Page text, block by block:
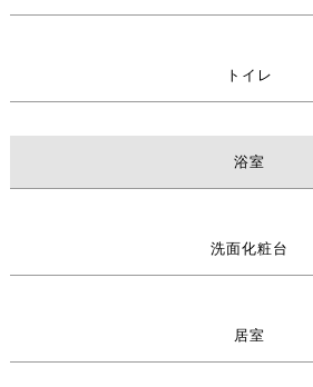
トイレ
浴室
洗面化粧台
居室